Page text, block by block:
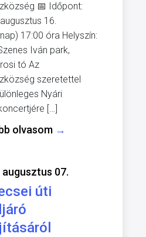
📅 Időpont:
16.
17:00 óra Helyszín:
Iván park,
tó Az
szeretettel
Nyári
[…]
olvasom →
augusztus 07.
úti